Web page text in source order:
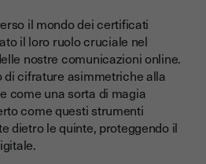
il mondo dei certificati
il loro ruolo cruciale nel
nostre comunicazioni online.
di cifrature asimmetriche alla
come una sorta di magia
come questi strumenti
dietro le quinte, proteggendo il